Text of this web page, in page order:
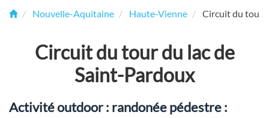
Nouvelle-Aquitaine Haute-Vienne Circuit du tour
Circuit du tour du lac de
Saint-Pardoux
Activité outdoor : randonée pédestre :